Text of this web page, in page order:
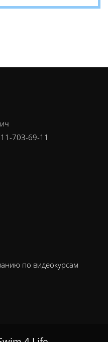
703-69-11
по видеокурсам